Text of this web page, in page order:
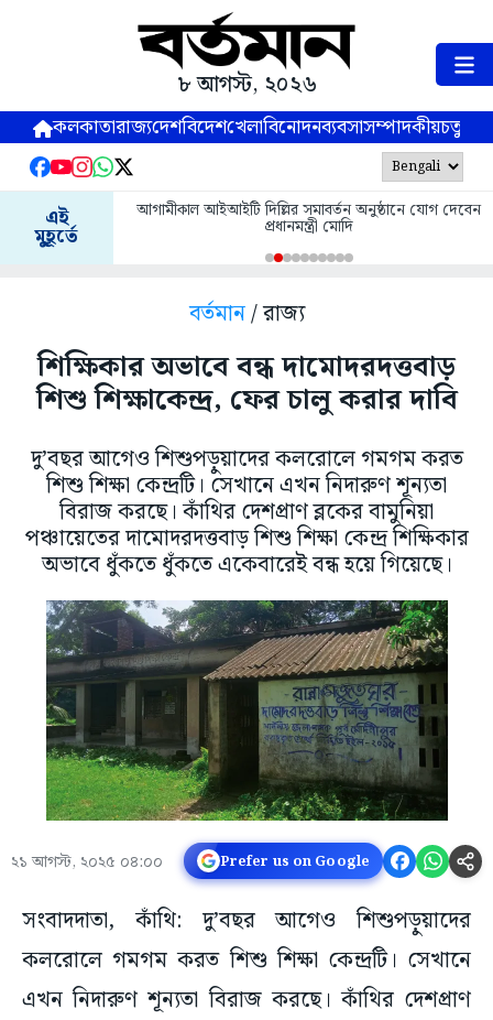
৮ আগস্ট, ২০২৬
কলকাতারাজ্যদেশবিদেশখেলাবিনোদনব্যবসাসম্পাদকীয়
এই
মুহূর্তে
আগামীকাল আইআইটি দিল্লির সমাবর্তন অনুষ্ঠানে যোগ দেবেন
প্রধানমন্ত্রী মোদি
বর্তমান/ রাজ্য
শিক্ষিকার অভাবে বন্ধ দামোদরদত্তবাড়
শিশু শিক্ষাকেন্দ্র, ফের চালু করার দাবি
দু’বছর আগেও শিশুপড়ুয়াদের কলরোলে গমগম করত
শিশু শিক্ষা কেন্দ্রটি। সেখানে এখন নিদারুণ শূন্যতা
বিরাজ করছে। কাঁথির দেশপ্রাণ ব্লকের বামুনিয়া
পঞ্চায়েতের দামোদরদত্তবাড় শিশু শিক্ষা কেন্দ্র শিক্ষিকার
অভাবে ধুঁকতে ধুঁকতে একেবারেই বন্ধ হয়ে গিয়েছে।
২১ আগস্ট, ২০২৫ ০৪:০০ Prefer us on Google
সংবাদদাতা, কাঁথি: দু’বছর আগেও শিশুপড়ুয়াদের
কলরোলে গমগম করত শিশু শিক্ষা কেন্দ্রটি। সেখানে
এখন নিদারুণ শূন্যতা বিরাজ করছে। কাঁথির দেশপ্রাণ